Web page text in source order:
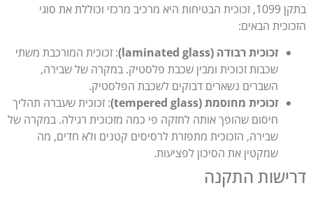
בתקן 1099, זכוכית הבטיחות היא מרכיב מרכזי וכוללת את סוגי
הבאים:
זכוכית רבודה (laminated glass)
: זכוכית המורכבת משתי
שכבות זכוכית ומבין שכבת פלסטיק. במקרה של שבירה,
השברים נשארים דבוקים לשכבת הפלסטיק.
זכוכית מחוסמת (tempered glass)
: זכוכית שעברה תהליך
חיסום שהופך אותה לחזקה פי כמה מזכוכית רגילה. במקרה של
שבירה, הזכוכית מתפזרת לרסיסים קטנים ולא חדים, מה
שמקטין את הסיכון לפציעות.
התקנה